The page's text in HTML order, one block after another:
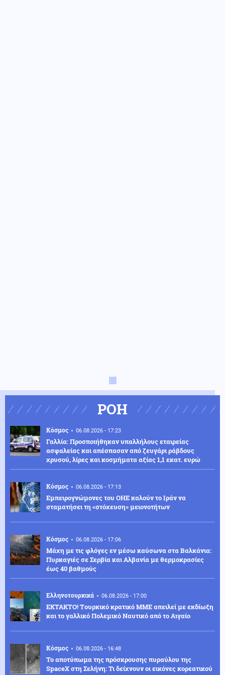
ΡΟΗ
Κόσμος 06.08.2026 - 17:23
Γαλλία: Προσποιήθηκαν υπαλλήλους εταιρείας
ασφαλείας και απέσπασαν από ζευγάρι ράβδους
χρυσού, λίρες και κοσμήματα αξίας 1,1 εκατ. ευρώ
Κόσμος 06.08.2026 - 17:13
Εμπειρογνώμονες του ΟΗΕ καλούν το Ιράν να
σταματήσει τη «στόχευση» μειονοτήτων
Κόσμος 06.08.2026 - 17:06
Μάχη με τις φλόγες εν μέσω καύσωνα στα Βαλκάνια:
Πυρκαγιές σε Σερβία και Αλβανία με θερμοκρασίες
έως 40 βαθμούς
Ελληνοτουρκικά 06.08.2026 - 17:00
ΕΚΤΑΚΤΟ! Tουρκικό κρατικό ΜΜΕ απειλεί με εκδίωξη
και το γαλλικό Πολεμικό Ναυτικό από το Αιγαίο
Κόσμος 06.08.2026 - 16:48
Το αποτύπωμα της πρόσκρουσης πυραύλου της
SpaceX στη Σελήνη: Τι δείχνουν οι εικόνες κορεατικού